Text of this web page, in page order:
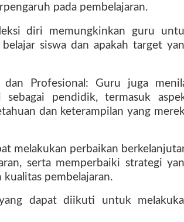
pada pembelajaran.
diri memungkinkan guru
siswa dan apakah target
dan Profesional: Guru juga
sebagai pendidik, termasuk
dan keterampilan yang
melakukan perbaikan
serta memperbaiki strategi
pembelajaran.
dapat diikuti untuk